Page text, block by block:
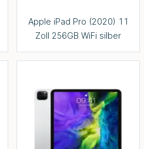
Apple iPad Pro (2020) 11
Zoll 256GB WiFi silber